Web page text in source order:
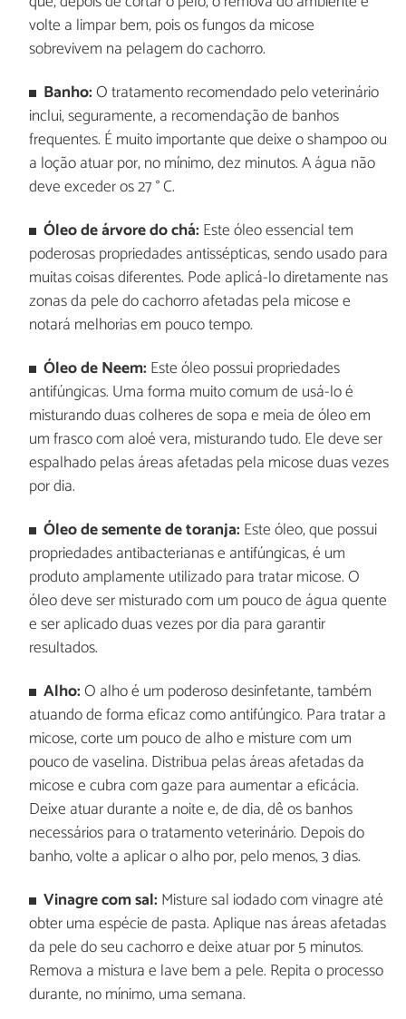
volte a limpar bem, pois os fungos da micose
sobrevivem na pelagem do cachorro.
Banho:O tratamento recomendado pelo veterinário
inclui, seguramente, a recomendação de banhos
frequentes. É muito importante que deixe o shampoo ou
a loção atuar por, no mínimo, dez minutos. A água não
deve exceder os 27 ° C.
Óleo de árvore do chá: Este óleo essencial tem
poderosas propriedades antissépticas, sendo usado para
muitas coisas diferentes. Pode aplicá-lo diretamente nas
zonas da pele do cachorro afetadas pela micose e
notará melhorias em pouco tempo.
Óleo de Neem: Este óleo possui propriedades
antifúngicas. Uma forma muito comum de usá-lo é
misturando duas colheres de sopa e meia de óleo em
um frasco com aloé vera, misturando tudo. Ele deve ser
espalhado pelas áreas afetadas pela micose duas vezes
por dia.
Óleo de semente de toranja: Este óleo, que possui
propriedades antibacterianas e antifúngicas, é um
produto amplamente utilizado para tratar micose. O
óleo deve ser misturado com um pouco de água quente
e ser aplicado duas vezes por dia para garantir
resultados.
Alho:O alho é um poderoso desinfetante, também
atuando de forma eficaz como antifúngico. Para tratar a
micose, corte um pouco de alho e misture com um
pouco de vaselina. Distribua pelas áreas afetadas da
micose e cubra com gaze para aumentar a eficácia.
Deixe atuar durante a noite e, de dia, dê os banhos
necessários para o tratamento veterinário. Depois do
banho, volte a aplicar o alho por, pelo menos, 3 dias.
Vinagre com sal: Misture sal iodado com vinagre até
obter uma espécie de pasta. Aplique nas áreas afetadas
da pele do seu cachorro e deixe atuar por 5 minutos.
Remova a mistura e lave bem a pele. Repita o processo
durante, no mínimo, uma semana.